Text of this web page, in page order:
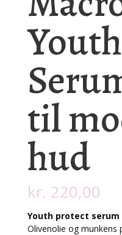
til
hud
kr. 220,00
Youth protect serum
Olivenolie og munkens